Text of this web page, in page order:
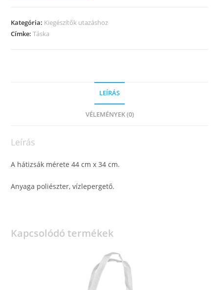
Kategória: Kiegészítők utazáshoz
Címke:Táska
LEÍRÁS
VÉLEMÉNYEK (0)
Leírás
A hátizsák mérete 44 cm x 34 cm.
Anyaga poliészter, vízlepergető.
Kapcsolódó termékek